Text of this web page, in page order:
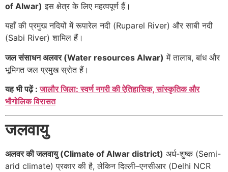
of Alwar) इस क्षेत्र के लिए महत्वपूर्ण हैं।
यहाँ की प्रमुख नदियों में रूपारेल नदी (Ruparel River) और साबी नदी
(Sabi River) शामिल हैं।
जल संसाधन अलवर (Water resources Alwar) में तालाब, बांध और
भूमिगत जल प्रमुख स्रोत हैं।
यह भी पढ़ें :जालौर जिला: स्वर्ण नगरी की ऐतिहासिक, सांस्कृतिक और
भौगोलिक विरासत
जलवायु
अलवर की जलवायु (Climate of Alwar district) अर्ध-शुष्क (Semi-
arid climate) प्रकार की है, लेकिन दिल्ली–एनसीआर (Delhi NCR